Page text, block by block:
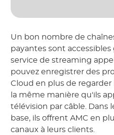
Un bon nombre de
payantes sont
service de streaming
pouvez enregistrer des
Cloud en plus de
la même manière qu'ils
télévision par câble. Dans
base, ils offrent AMC en
canaux à leurs clients.